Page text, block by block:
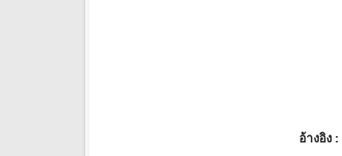
อ้างอิง :